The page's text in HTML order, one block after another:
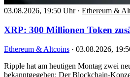
03.08.2026, 19:50 Uhr · Ethereum &
XRP: 300 Millionen Token
Ethereum & Altcoins · 03.08.2026,
Ripple hat am heutigen Montag zwei
bekanntgegeben: Der Blockchain-